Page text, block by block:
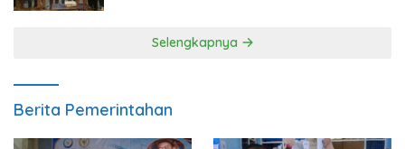
Selengkapnya
Berita Pemerintahan